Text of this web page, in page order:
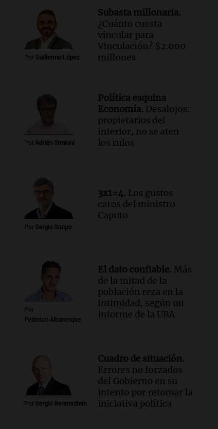
movimiento en los locales
Buen día, Argentina
Episodios
Audio.Por qué nos cuesta decir que no y
qué consecuencias tiene ceder siempre
Audio.
El alfajor argentino busca a sus
nuevos campeones en una competencia
Buen día, Argentina
Episodios
nacional
Buen día, Argentina
Episodios
Por Guillermo López
Subasta millonaria.
¿Cuánto cuesta
vincular para
Vinculación? $2.000
millones
Por Adrián Simioni
Política esquina
Economía. Desalojos:
propietarios del
interior, no se aten
los rulos
Por Sergio Suppo
3x1=4. Los gustos
caros del ministro
Caputo
Por
Federico Albarenque
El dato confiable. Más
de la mitad de la
población reza en la
intimidad, según un
informe de la UBA
Por Sergio Berensztein
Cuadro de situación.
Errores no forzados
del Gobierno en su
intento por retomar la
iniciativa política